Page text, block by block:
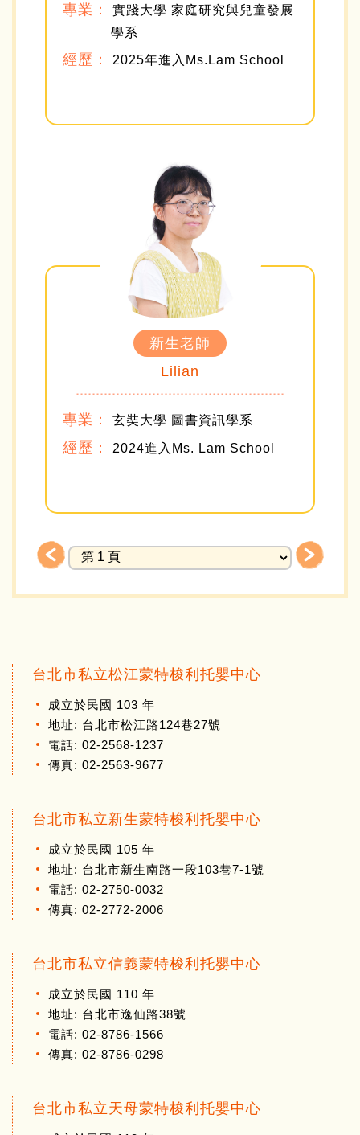
專業：
實踐大學 家庭研究與兒童發展
學系
經歷： 2025年進入Ms.Lam School
新生老師
Lilian
專業： 玄奘大學 圖書資訊學系
經歷： 2024進入Ms. Lam School
台北市私立松江蒙特梭利托嬰中心
成立於民國 103 年
地址: 台北市松江路124巷27號
電話: 02-2568-1237
傳真: 02-2563-9677
台北市私立新生蒙特梭利托嬰中心
成立於民國 105 年
地址: 台北市新生南路一段103巷7-1號
電話: 02-2750-0032
傳真: 02-2772-2006
台北市私立信義蒙特梭利托嬰中心
成立於民國 110 年
地址: 台北市逸仙路38號
電話: 02-8786-1566
傳真: 02-8786-0298
台北市私立天母蒙特梭利托嬰中心